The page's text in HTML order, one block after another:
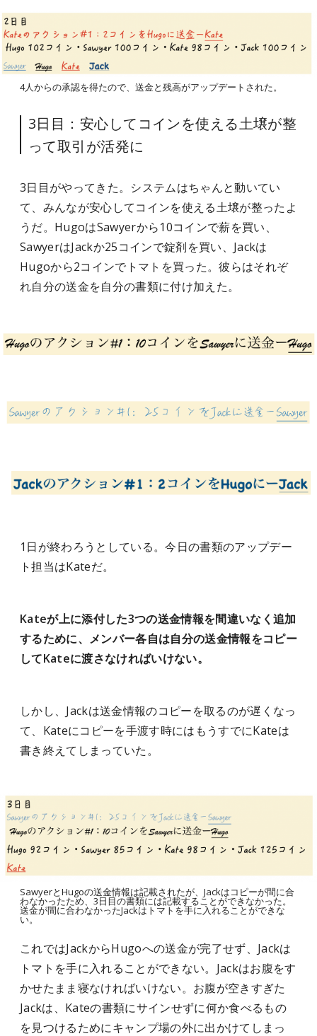
4人からの承認を得たので、送金と残高がアップデートされた。
3日目：安心してコインを使える土壌が整
って取引が活発に
3日目がやってきた。システムはちゃんと動いてい
て、みんなが安心してコインを使える土壌が整ったよ
うだ。HugoはSawyerから10コインで薪を買い、
SawyerはJackか25コインで錠剤を買い、Jackは
Hugoから2コインでトマトを買った。彼らはそれぞ
れ自分の送金を自分の書類に付け加えた。
1日が終わろうとしている。今日の書類のアップデー
ト担当はKateだ。
Kateが上に添付した3つの送金情報を間違いなく追加
するために、メンバー各自は自分の送金情報をコピー
してKateに渡さなければいけない。
しかし、Jackは送金情報のコピーを取るのが遅くなっ
て、Kateにコピーを手渡す時にはもうすでにKateは
書き終えてしまっていた。
SawyerとHugoの送金情報は記載されたが、Jackはコピーが間に合
わなかったため、3日目の書類には記載することができなかった。
送金が間に合わなかったJackはトマトを手に入れることができな
い。
これではJackからHugoへの送金が完了せず、Jackは
トマトを手に入れることができない。Jackはお腹をす
かせたまま寝なければいけない。お腹が空きすぎた
Jackは、Kateの書類にサインせずに何か食べるもの
を見つけるためにキャンプ場の外に出かけてしまっ